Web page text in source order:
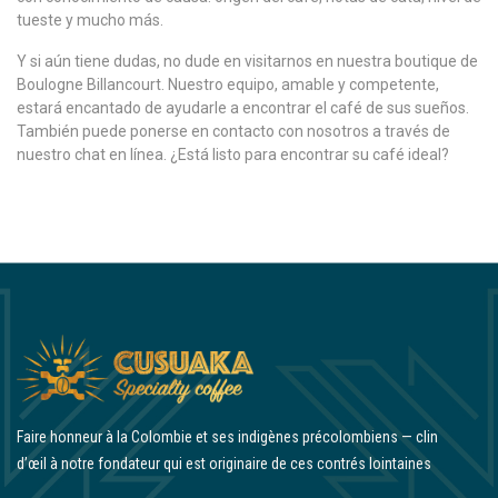
tueste y mucho más.
Y si aún tiene dudas, no dude en visitarnos en nuestra boutique de
Boulogne Billancourt. Nuestro equipo, amable y competente,
estará encantado de ayudarle a encontrar el café de sus sueños.
También puede ponerse en contacto con nosotros a través de
nuestro chat en línea. ¿Está listo para encontrar su café ideal?
Faire honneur à la Colombie et ses indigènes précolombiens — clin
d’œil à notre fondateur qui est originaire de ces contrés lointaines